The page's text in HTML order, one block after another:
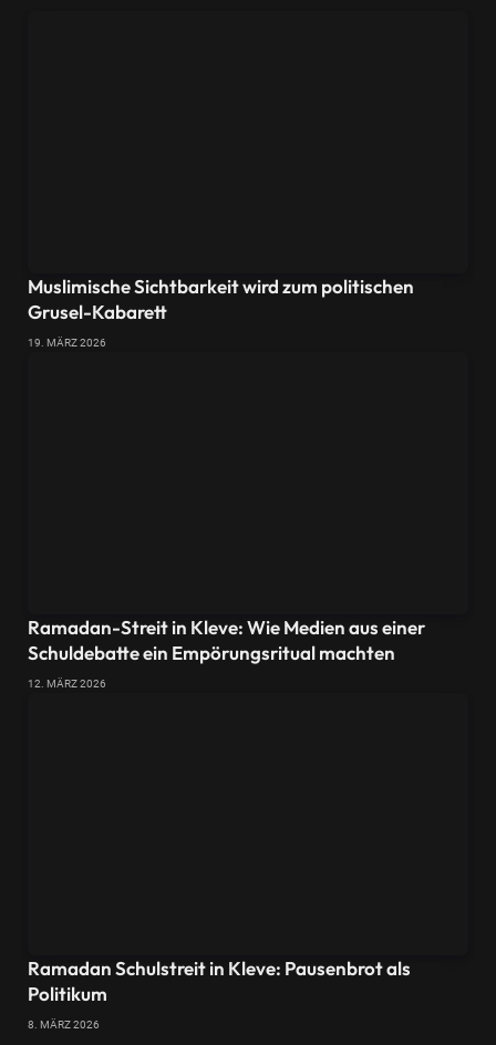
Muslimische Sichtbarkeit wird zum politischen
Grusel-Kabarett
19. MÄRZ 2026
Ramadan-Streit in Kleve: Wie Medien aus einer
Schuldebatte ein Empörungsritual machten
12. MÄRZ 2026
Ramadan Schulstreit in Kleve: Pausenbrot als
Politikum
8. MÄRZ 2026